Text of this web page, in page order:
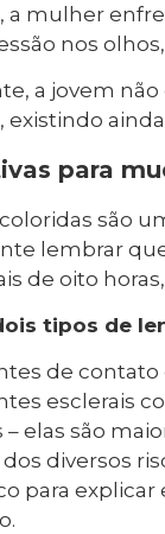
a mulher
nos
a jovem
existindo
para
são
lembrar
de oito
tipos de
de contato
esclerais
– elas são
diversos
para